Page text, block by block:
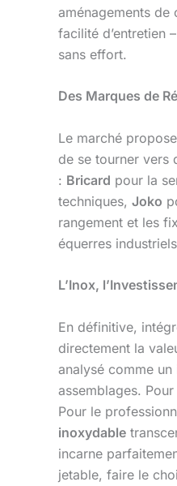
aménagements
facilité d’entretien
sans effort.
Des Marques de
Le marché
de se tourner vers
: Bricard pour la
techniques, Joko
rangement et les
équerres
L’Inox,
En définitive,
directement la
analysé comme un
assemblages.
Pour le
inoxydable
incarne
jetable, faire le